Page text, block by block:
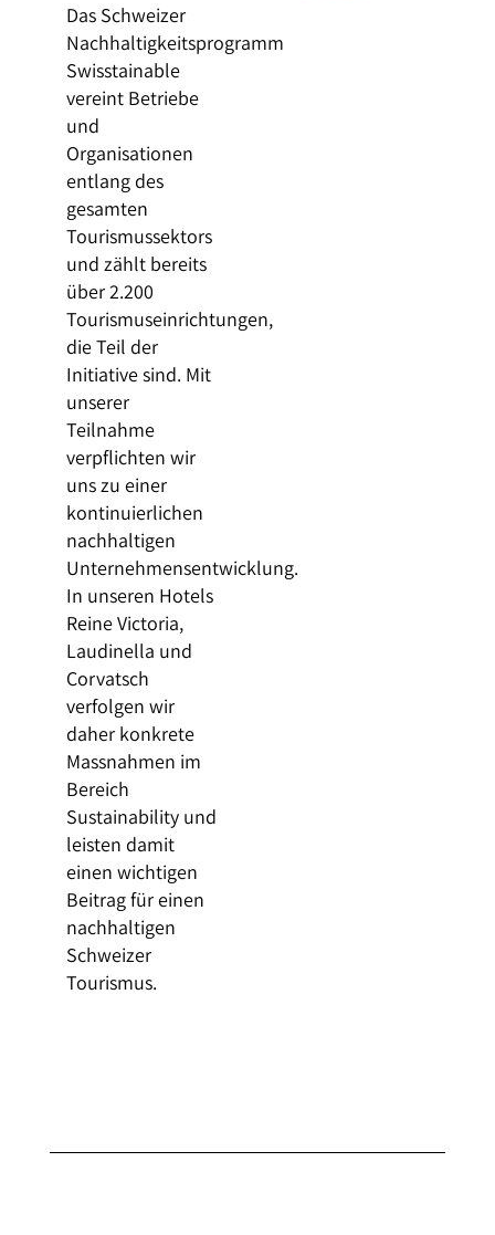
Das Schweizer
Nachhaltigkeitsprogramm
Swisstainable
vereint Betriebe
und
Organisationen
entlang des
gesamten
Tourismussektors
und zählt bereits
über 2.200
Tourismuseinrichtungen,
die Teil der
Initiative sind. Mit
unserer
Teilnahme
verpflichten wir
uns zu einer
kontinuierlichen
nachhaltigen
Unternehmensentwicklung.
In unseren Hotels
Reine Victoria,
Laudinella und
Corvatsch
verfolgen wir
daher konkrete
Massnahmen im
Bereich
Sustainability und
leisten damit
einen wichtigen
Beitrag für einen
nachhaltigen
Schweizer
Tourismus.